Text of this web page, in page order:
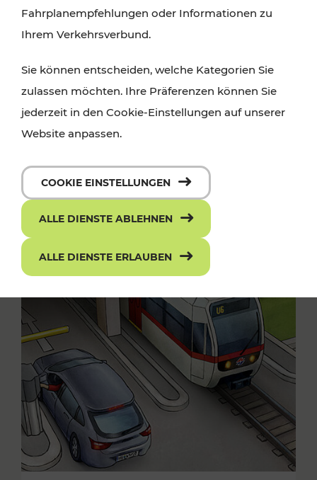
Fahrplanempfehlungen oder Informationen zu
Ihrem Verkehrsverbund.
Sie können entscheiden, welche Kategorien Sie
zulassen möchten. Ihre Präferenzen können Sie
jederzeit in den Cookie-Einstellungen auf unserer
Website anpassen.
COOKIE EINSTELLUNGEN
ALLE DIENSTE ABLEHNEN
ALLE DIENSTE ERLAUBEN